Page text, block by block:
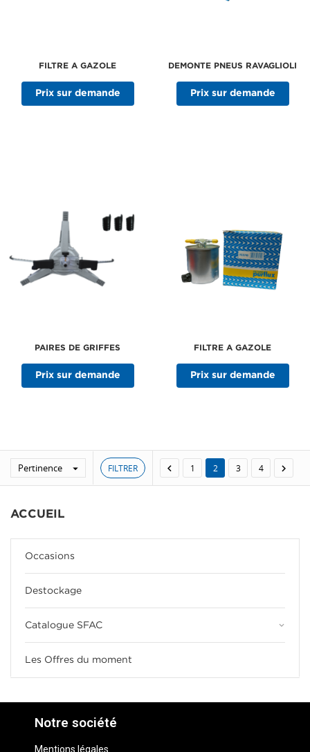
ACCUEIL
Occasions
Destockage
Catalogue SFAC keyboard_arrow_down
Les Offres du moment
FILTRE A GAZOLE
Prix sur demande
DEMONTE PNEUS RAVAGLIOLI
Prix sur demande
PAIRES DE GRIFFES
Prix sur demande
FILTRE A GAZOLE
Prix sur demande
Pertinence  FILTRER  1 2 3 4 
Notre société
Mentions légales